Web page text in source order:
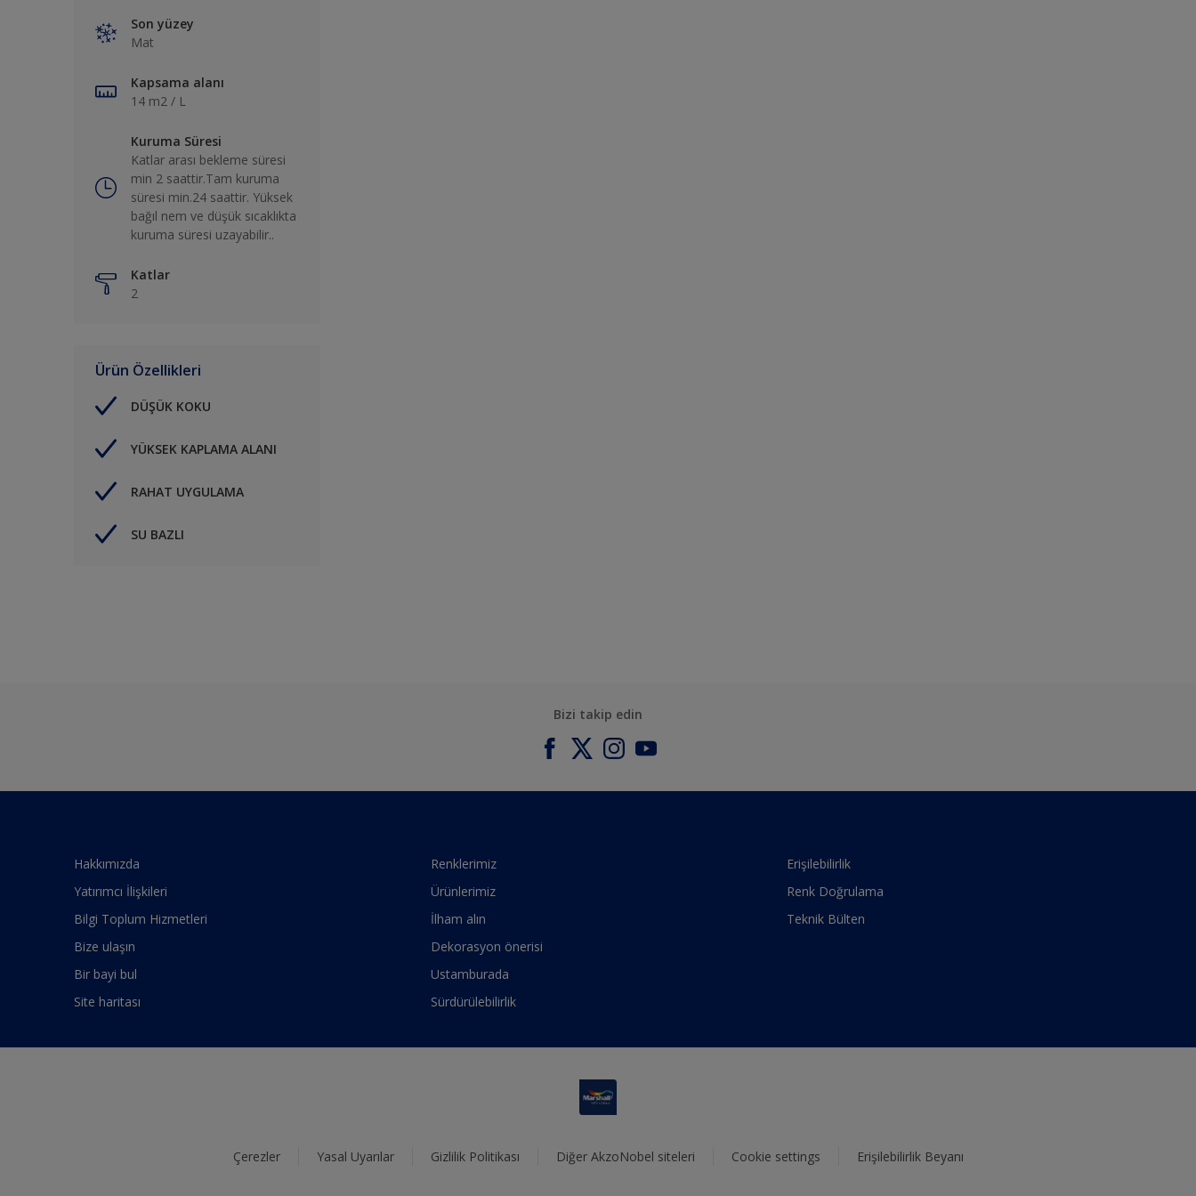
Son yüzey
Mat
Kapsama alanı
14 m2 / L
Kuruma Süresi
Katlar arası bekleme süresi
min 2 saattir.Tam kuruma
süresi min.24 saattir. Yüksek
bağıl nem ve düşük sıcaklıkta
kuruma süresi uzayabilir..
Katlar
2
Ürün Özellikleri
DÜŞÜK KOKU
YÜKSEK KAPLAMA ALANI
RAHAT UYGULAMA
SU BAZLI
Bizi takip edin
Hakkımızda
Yatırımcı İlişkileri
Bilgi Toplum Hizmetleri
Bize ulaşın
Bir bayi bul
Site haritası
Renklerimiz
Ürünlerimiz
İlham alın
Dekorasyon önerisi
Ustamburada
Sürdürülebilirlik
Erişilebilirlik
Renk Doğrulama
Teknik Bülten
Çerezler Yasal Uyarılar Gizlilik Politikası Diğer AkzoNobel siteleri Cookie settings Erişilebilirlik Beyanı